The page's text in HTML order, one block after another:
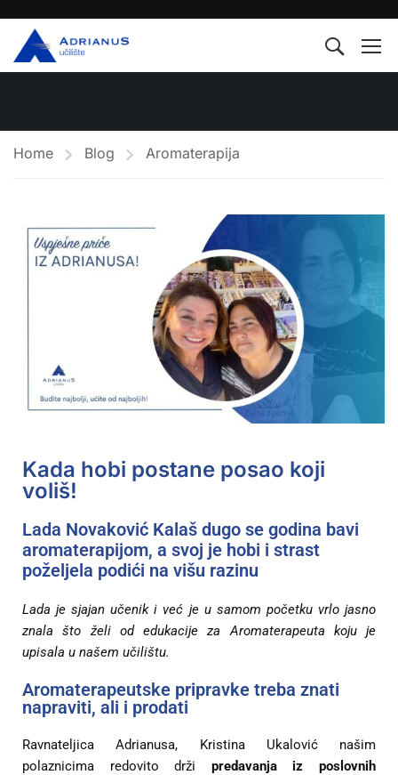
Home Blog Aromaterapija
Kada hobi postane posao koji
voliš!
Lada Novaković Kalaš dugo se godina bavi
aromaterapijom, a svoj je hobi i strast
poželjela podići na višu razinu
Lada je sjajan učenik i već je u samom početku vrlo jasno
znala što želi od edukacije za Aromaterapeuta koju je
upisala u našem učilištu.
Aromaterapeutske pripravke treba znati
napraviti, ali i prodati
Ravnateljica Adrianusa, Kristina Ukalović našim
polaznicima redovito drži predavanja iz poslovnih